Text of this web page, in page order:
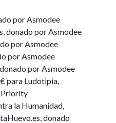
por Asmodee
donado por Asmodee
por Asmodee
por Asmodee
por Asmodee
para Ludotipia,
Priority
la Humanidad,
donado